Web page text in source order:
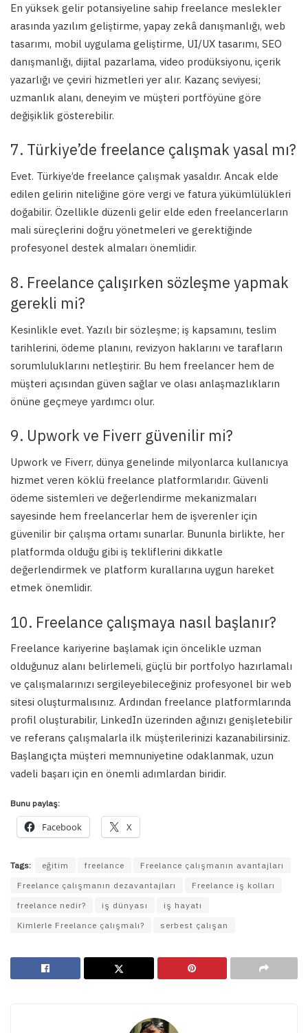
En yüksek gelir potansiyeline sahip freelance meslekler
arasında yazılım geliştirme, yapay zekâ danışmanlığı, web
tasarımı, mobil uygulama geliştirme, UI/UX tasarımı, SEO
danışmanlığı, dijital pazarlama, video prodüksiyonu, içerik
yazarlığı ve çeviri hizmetleri yer alır. Kazanç seviyesi;
uzmanlık alanı, deneyim ve müşteri portföyüne göre
değişiklik gösterebilir.
7. Türkiye’de freelance çalışmak yasal mı?
Evet. Türkiye’de freelance çalışmak yasaldır. Ancak elde
edilen gelirin niteliğine göre vergi ve fatura yükümlülükleri
doğabilir. Özellikle düzenli gelir elde eden freelancerların
mali süreçlerini doğru yönetmeleri ve gerektiğinde
profesyonel destek almaları önemlidir.
8. Freelance çalışırken sözleşme yapmak
gerekli mi?
Kesinlikle evet. Yazılı bir sözleşme; iş kapsamını, teslim
tarihlerini, ödeme planını, revizyon haklarını ve tarafların
sorumluluklarını netleştirir. Bu hem freelancer hem de
müşteri açısından güven sağlar ve olası anlaşmazlıkların
önüne geçmeye yardımcı olur.
9. Upwork ve Fiverr güvenilir mi?
Upwork ve Fiverr, dünya genelinde milyonlarca kullanıcıya
hizmet veren köklü freelance platformlarıdır. Güvenli
ödeme sistemleri ve değerlendirme mekanizmaları
sayesinde hem freelancerlar hem de işverenler için
güvenilir bir çalışma ortamı sunarlar. Bununla birlikte, her
platformda olduğu gibi iş tekliflerini dikkatle
değerlendirmek ve platform kurallarına uygun hareket
etmek önemlidir.
10. Freelance çalışmaya nasıl başlanır?
Freelance kariyerine başlamak için öncelikle uzman
olduğunuz alanı belirlemeli, güçlü bir portfolyo hazırlamalı
ve çalışmalarınızı sergileyebileceğiniz profesyonel bir web
sitesi oluşturmalısınız. Ardından freelance platformlarında
profil oluşturabilir, LinkedIn üzerinden ağınızı genişletebilir
ve referans çalışmalarla ilk müşterilerinizi kazanabilirsiniz.
Başlangıçta müşteri memnuniyetine odaklanmak, uzun
vadeli başarı için en önemli adımlardan biridir.
Bunu paylaş:
Facebook X
Tags: eğitim freelance
Freelance çalışmanın avantajları
Freelance çalışmanın dezavantajları
Freelance iş kolları
freelance nedir?
iş dünyası
iş hayatı
Kimlerle Freelance çalışmalı?
serbest çalışan